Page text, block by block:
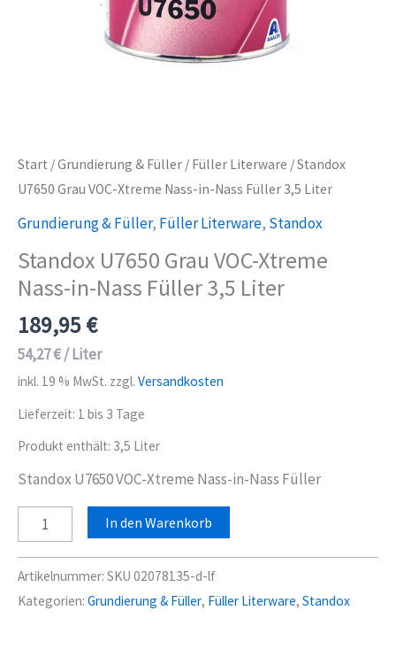
Start /Grundierung & Füller / Füller Literware / Standox
U7650 Grau VOC-Xtreme Nass-in-Nass Füller 3,5 Liter
Grundierung & Füller, Füller Literware, Standox
Standox U7650 Grau VOC-Xtreme
Nass-in-Nass Füller 3,5 Liter
189,95€
54,27€/Liter
inkl. 19 % MwSt. zzgl. Versandkosten
Lieferzeit: 1 bis 3 Tage
Produkt enthält: 3,5 Liter
Standox U7650 VOC-Xtreme Nass-in-Nass Füller
Standox
U7650
Grau
VOC-
In den Warenkorb
Artikelnummer: SKU 02078135-d-lf
Kategorien: Grundierung & Füller, Füller Literware, Standox